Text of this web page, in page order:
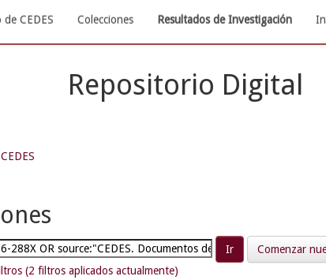
de CEDES Colecciones Resultados de Investigación
Repositorio Digital
Comenzar
(2 filtros aplicados actualmente)